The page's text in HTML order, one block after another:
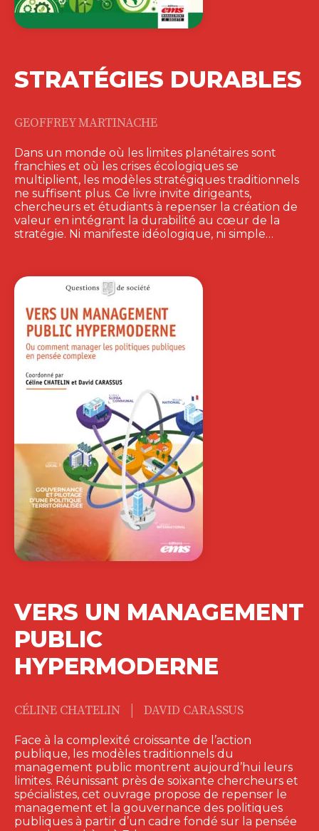
STRATÉGIES DURABLES
GEOFFREY MARTINACHE
Dans un monde où les limites planétaires sont
franchies et où les crises écologiques se
multiplient, les modèles stratégiques traditionnels
ne suffisent plus. Ce livre invite dirigeants,
chercheurs et étudiants à repenser la création de
valeur en intégrant la durabilité au cœur de la
stratégie. Ni manifeste idéologique, ni simple…
VERS UN MANAGEMENT
PUBLIC
HYPERMODERNE
CÉLINE CHATELIN DAVID CARASSUS
Face à la complexité croissante de l’action
publique, les modèles traditionnels du
management public montrent aujourd’hui leurs
limites. Réunissant près de soixante chercheurs et
spécialistes, cet ouvrage propose de repenser le
management et la gouvernance des politiques
publiques à partir d’un cadre fondé sur la pensée